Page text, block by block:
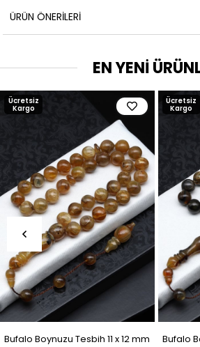
ÜRÜN ÖNERILERI
EN YENİ
Bufalo Boynuzu Tesbih 11 x 12 mm
Ücretsiz
Kargo
Bufalo
Ücretsiz
Kargo